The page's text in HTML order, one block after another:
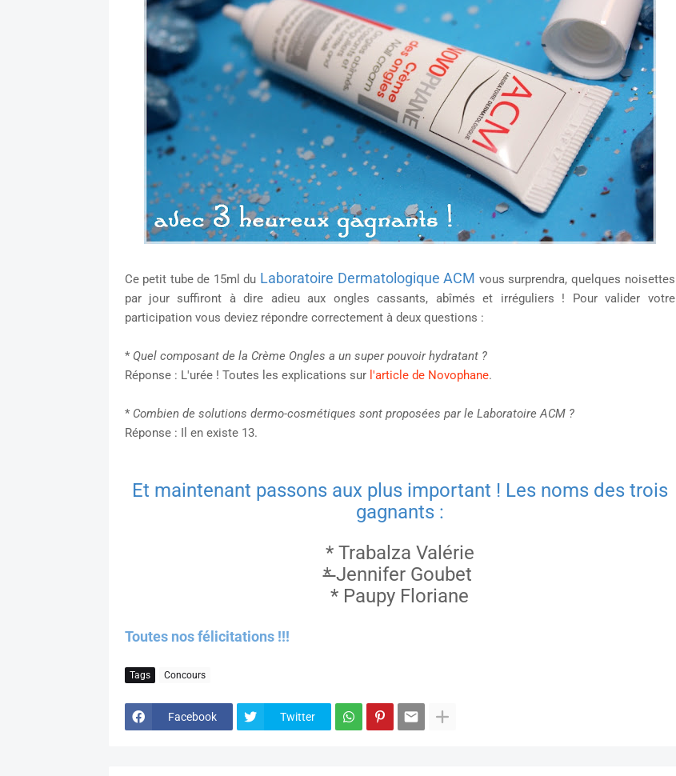
Ce petit tubede 15ml du Laboratoire Dermatologique ACM vous surprendra, quelques noisettes
par jour suffiront à dire adieu aux ongles cassants, abîmés et irréguliers ! Pour valider votre
participation vous deviez répondre correctement à deux questions :
* Quel composant de la Crème Ongles a un super pouvoir hydratant ?
Réponse : L'urée ! Toutes les explications sur l'article de Novophane.
* Combien de solutions dermo-cosmétiques sont proposées par le Laboratoire ACM ?
Réponse : Il en existe 13.
Et maintenant passons aux plus important ! Les noms des trois
gagnants :
* Trabalza Valérie
*Jennifer Goubet
* Paupy Floriane
Toutes nos félicitations !!!
Tags Concours
Facebook Twitter